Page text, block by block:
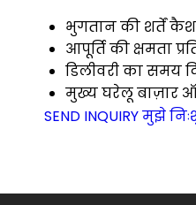
भुगतान की शर्तेंकैश
आपूर्ति की क्षमता
डिलीवरी का समय
मुख्य घरेलू बाज़ार
SEND INQUIRYमुझे